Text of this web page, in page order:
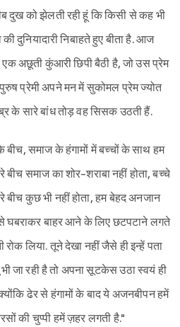
दुख को झेलती रही हूं कि किसी से कह भी
दुनियादारी निबाहते हुए बीता है. आज
अछूती कुंआरी छिपी बैठी है, जो उस प्रेम
प्रेमी अपने मन में सुकोमल प्रेम ज्योत
के सारे बांध तोड़ वह सिसक उठती हैं.
बीच, समाज के हंगामों में बच्चों के साथ हम
समाज का शोर-शराबा नहीं होता, बच्चे
बीच कुछ भी नहीं होता, हम बेहद अनजान
घबराकर बाहर आने के लिए छटपटाने लगते
लिया. तूने देखा नहीं जैसे ही इन्हें पता
जा रही है तो अपना सूटकेस उठा स्वयं ही
ढेर से हंगामों के बाद ये अजनबीपन हमें
की चुप्पी हमें ज़हर लगती है."